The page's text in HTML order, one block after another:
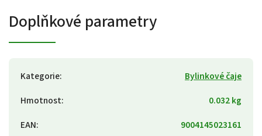
Doplňkové parametry
Kategorie:
Bylinkové čaje
Hmotnost:
0.032 kg
EAN:
9004145023161